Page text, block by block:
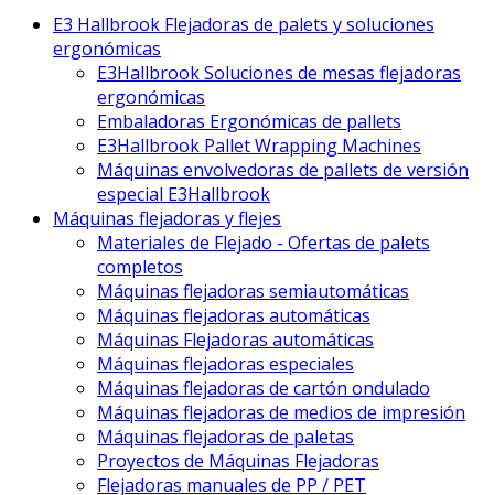
E3 Hallbrook Flejadoras de palets y soluciones
ergonómicas
E3Hallbrook Soluciones de mesas flejadoras
ergonómicas
Embaladoras Ergonómicas de pallets
E3Hallbrook Pallet Wrapping Machines
Máquinas envolvedoras de pallets de versión
especial E3Hallbrook
Máquinas flejadoras y flejes
Materiales de Flejado - Ofertas de palets
completos
Máquinas flejadoras semiautomáticas
Máquinas flejadoras automáticas
Máquinas Flejadoras automáticas
Máquinas flejadoras especiales
Máquinas flejadoras de cartón ondulado
Máquinas flejadoras de medios de impresión
Máquinas flejadoras de paletas
Proyectos de Máquinas Flejadoras
Flejadoras manuales de PP / PET